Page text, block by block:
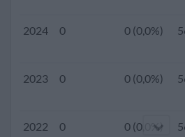
2024 0 0 (0,0%)
2023 0 0 (0,0%)
2022 0 0 (0,0%)